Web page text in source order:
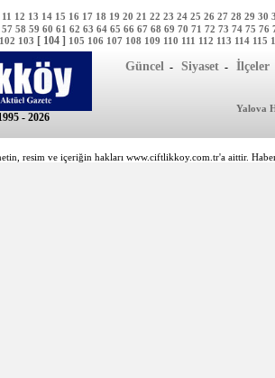
11 12 13 14 15 16 17 18 19 20 21 22 23 24 25 26 27 28 29 30
57 58 59 60 61 62 63 64 65 66 67 68 69 70 71 72 73 74 75 76
102 103 [ 104 ] 105 106 107 108 109 110 111 112 113 114 115
- 2026
Güncel -Siyaset -İlçeler
Yalova
resim ve içeriğin hakları www.ciftlikkoy.com.tr'a aittir.